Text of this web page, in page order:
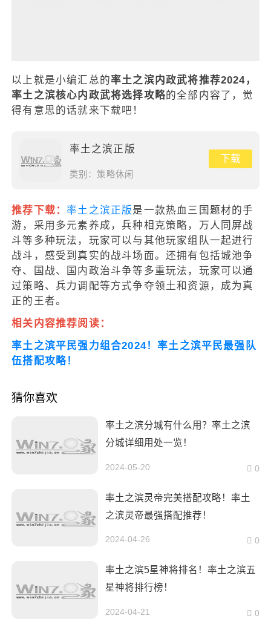
以上就是小编汇总的率土之滨内政武将推荐2024，
率土之滨核心内政武将选择攻略的全部内容了，觉
得有意思的话就来下载吧！
率土之滨正版
类别： 策略休闲
下载
推荐下载：率土之滨正版是一款热血三国题材的手
游，采用多元素养成，兵种相克策略，万人同屏战
斗等多种玩法，玩家可以与其他玩家组队一起进行
战斗，感受到真实的战斗场面。还拥有包括城池争
夺、国战、国内政治斗争等多重玩法，玩家可以通
过策略、兵力调配等方式争夺领土和资源，成为真
正的王者。
相关内容推荐阅读：
率土之滨平民强力组合2024！率土之滨平民最强队
伍搭配攻略！
猜你喜欢
率土之滨分城有什么用？率土之滨
分城详细用处一览！
2024-05-20 0
率土之滨灵帝完美搭配攻略！率土
之滨灵帝最强搭配推荐！
2024-04-26 0
率土之滨5星神将排名！率土之滨五
星神将排行榜！
2024-04-21 0